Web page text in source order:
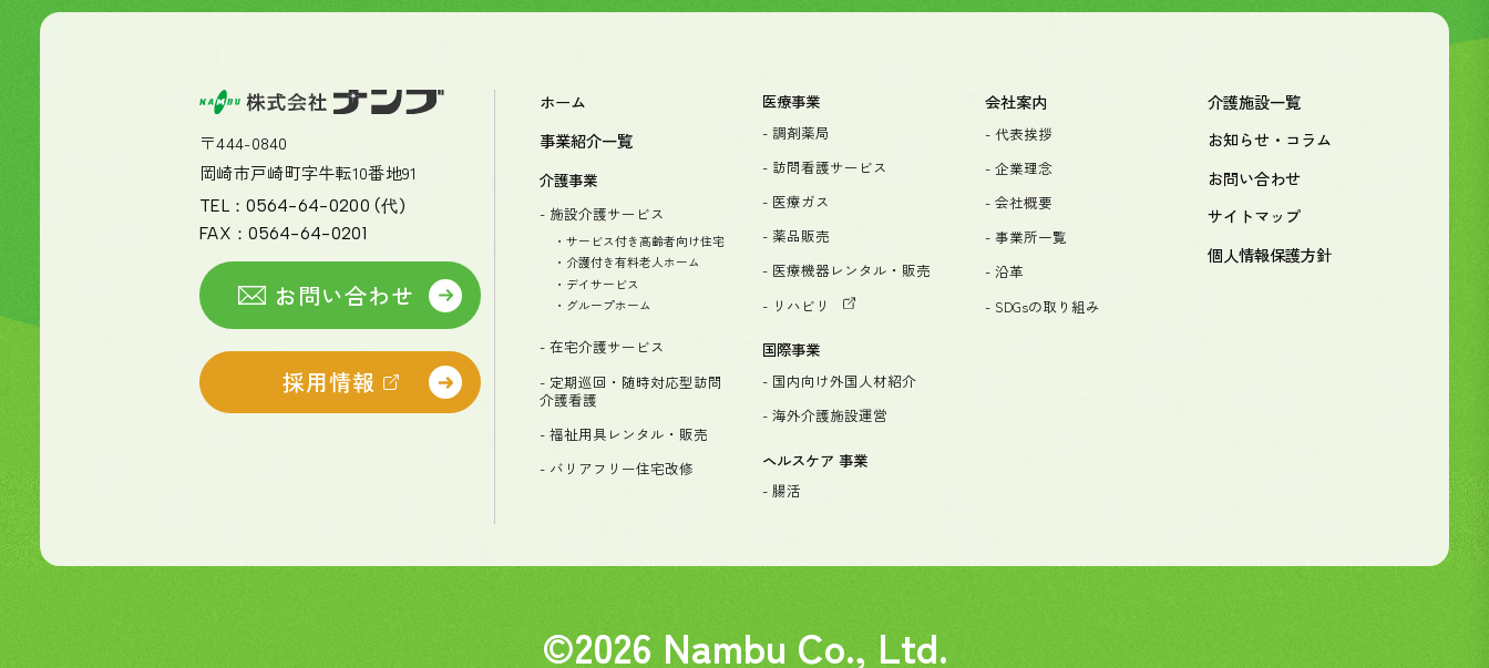
〒444-0840
岡崎市戸崎町字牛転10番地91
TEL：0564-64-0200(代)
FAX：0564-64-0201
お問い合わせ
採用情報
ホーム
事業紹介一覧
介護事業
- 施設介護サービス
・サービス付き高齢者向け住宅
・介護付き有料老人ホーム
・デイサービス
・グループホーム
- 在宅介護サービス
- 定期巡回・随時対応型訪問
介護看護
- 福祉用具レンタル・販売
- バリアフリー住宅改修
医療事業
- 調剤薬局
- 訪問看護サービス
- 医療ガス
- 薬品販売
- 医療機器レンタル・販売
- リハビリ
国際事業
- 国内向け外国人材紹介
- 海外介護施設運営
ヘルスケア 事業
- 腸活
会社案内
- 代表挨拶
- 企業理念
- 会社概要
- 事業所一覧
- 沿革
- SDGsの取り組み
介護施設一覧
お知らせ・コラム
お問い合わせ
サイトマップ
個人情報保護方針
©2026 Nambu Co., Ltd.